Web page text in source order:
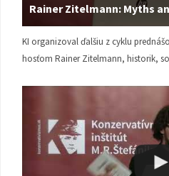
Rainer Zitelmann: Myths
KI organizoval ďalšiu z cyklu
hosťom Rainer Zitelmann, historik,